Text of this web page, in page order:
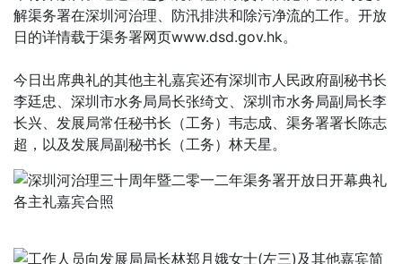
解渠务署在深圳河治理、防汛排洪和除污净流的工作。开放
日的详情载于渠务署网页www.dsd.gov.hk。
今日出席典礼的其他主礼嘉宾还有深圳市人民政府副秘书长
李廷忠、深圳市水务局局长张绮文、深圳市水务局副局长李
长兴、发展局常任秘书长（工务）韦志成、渠务署署长陈志
超，以及发展局副秘书长（工务）林天星。